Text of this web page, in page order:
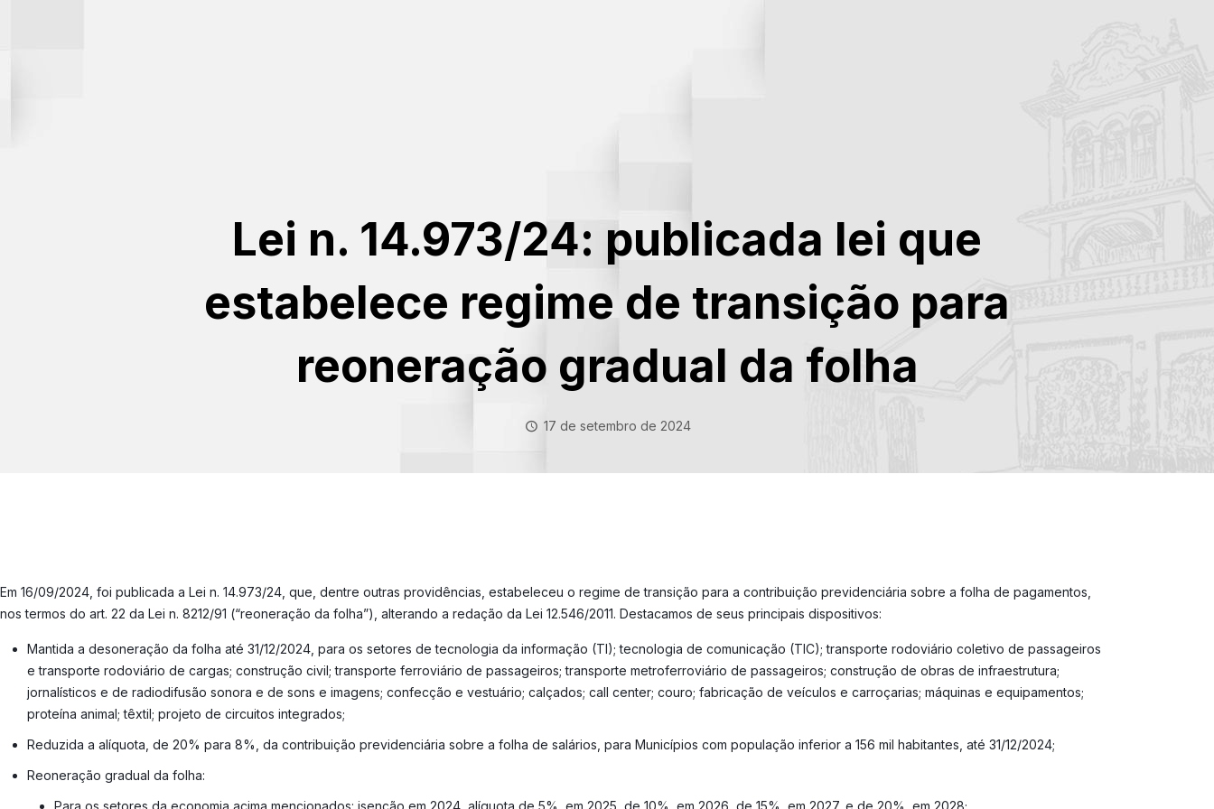
Lei n. 14.973/24: publicada lei que
estabelece regime de transição para
reoneração gradual da folha
17 de setembro de 2024
Em 16/09/2024, foi publicada a Lei n. 14.973/24, que, dentre outras providências, estabeleceu o regime de transição para a contribuição previdenciária sobre a folha de pagamentos,
nos termos do art. 22 da Lei n. 8212/91 (“reoneração da folha”), alterando a redação da Lei 12.546/2011. Destacamos de seus principais dispositivos:
Mantida a desoneração da folha até 31/12/2024, para os setores de tecnologia da informação (TI); tecnologia de comunicação (TIC); transporte rodoviário coletivo de passageiros
e transporte rodoviário de cargas; construção civil; transporte ferroviário de passageiros; transporte metroferroviário de passageiros; construção de obras de infraestrutura;
jornalísticos e de radiodifusão sonora e de sons e imagens; confecção e vestuário; calçados; call center; couro; fabricação de veículos e carroçarias; máquinas e equipamentos;
proteína animal; têxtil; projeto de circuitos integrados;
Reduzida a alíquota, de 20% para 8%, da contribuição previdenciária sobre a folha de salários, para Municípios com população inferior a 156 mil habitantes, até 31/12/2024;
Reoneração gradual da folha:
Para os setores da economia acima mencionados: isenção em 2024, alíquota de 5%, em 2025, de 10%, em 2026, de 15%, em 2027, e de 20%, em 2028;